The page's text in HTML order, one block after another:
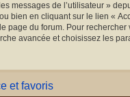
messages de l’utilisateur »
bien en cliquant sur le lien «
page du forum. Pour rechercher
avancée et choisissez les
et favoris